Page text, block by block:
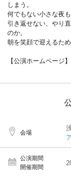
しまう。
何でもない小さな夜
引き返せない、やり
のか。
朝を笑顔で迎えるた
【公演ホームページ】
会場
公演期間
開催期間